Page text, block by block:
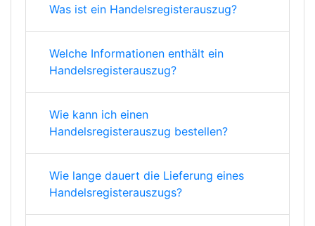
Was ist ein Handelsregisterauszug?
Welche Informationen enthält ein
Handelsregisterauszug?
Wie kann ich einen
Handelsregisterauszug bestellen?
Wie lange dauert die Lieferung eines
Handelsregisterauszugs?